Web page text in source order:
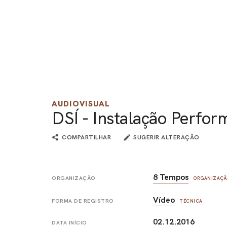
AUDIOVISUAL
DSÍ - Instalação
COMPARTILHAR SUGERIR ALTERAÇÃO
ORGANIZAÇÃO 8 Tempos
FORMA DE REGISTRO Vídeo TÉCNICA
DATA INÍCIO 02.12.2016